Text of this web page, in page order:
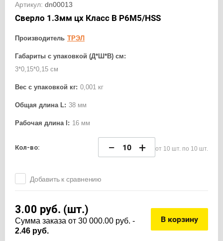
Артикул: dn00013
Сверло 1.3мм цх Класс В Р6М5/HSS
Производитель ТРЭЛ
Габариты с упаковкой (Д*Ш*В) см:
3*0,15*0,15 см
Вес с упаковкой кг: 0,001 кг
Общая длина L: 38 мм
Рабочая длина l: 16 мм
Кол-во: − + от 10 шт. по 10 шт.
Добавить к сравнению
3.00 руб. (шт.)
Cумма заказа от 30 000.00 руб. -
2.46 руб.
В корзину